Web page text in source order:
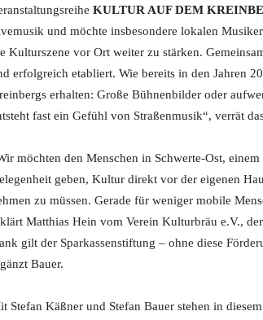
KULTUR AUF DEM
und möchte insbesondere lokalen
Kulturszene vor Ort weiter zu stärken.
erfolgreich etabliert. Wie bereits in den Jahren
erhalten: Große Bühnenbilder oder
fast ein Gefühl von Straßenmusik“, verrät
möchten den Menschen in Schwerte-Ost,
geben, Kultur direkt vor der eigenen
zu müssen. Gerade für weniger mobile
Matthias Hein vom Verein Kulturbräu e.V.,
gilt der Sparkassenstiftung – ohne diese
Bauer.
Stefan Käßner und Stefan Bauer stehen in